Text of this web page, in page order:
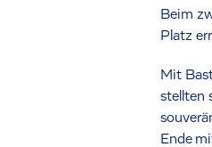
Beim
Platz
Mit
stellten
Ende